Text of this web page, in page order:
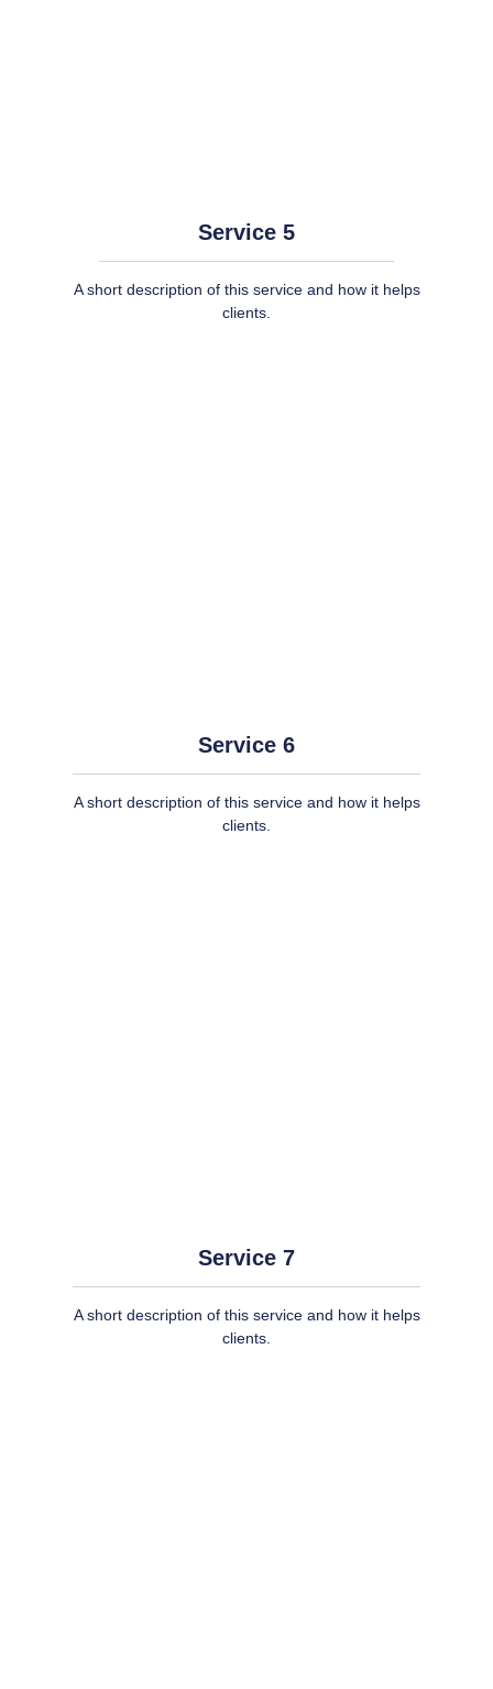
Service 5
A short description of this service and how it helps
clients.
Service 6
A short description of this service and how it helps
clients.
Service 7
A short description of this service and how it helps
clients.